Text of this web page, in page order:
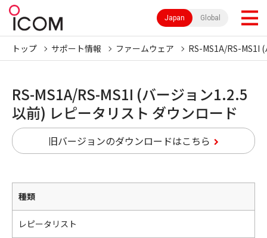
Japan Global
トップ サポート情報 ファームウェア RS-MS1A/RS-MS1I
RS-MS1A/RS-MS1I (バージョン1.2.5
以前) レピータリスト ダウンロード
旧バージョンのダウンロードはこちら
種類
レピータリスト